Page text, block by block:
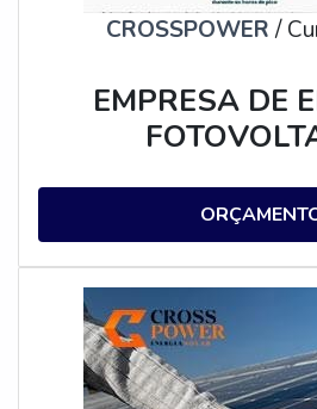
CROSSPOWER/
EMPRESA DE